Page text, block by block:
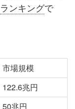
ランキングで
市場規模
122.6兆円
50兆円